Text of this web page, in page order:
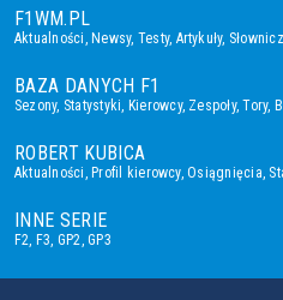
F1WM.PL
Aktualności ,Newsy, Testy, Artykuły,
BAZA DANYCH F1
Sezony, Statystyki Kierowcy, Zespoły,Tory,
ROBERT KUBICA
Aktualności ,Profil kierowcy,Osiągnięcia
INNE SERIE
F2 F3 GP2 ,GP3